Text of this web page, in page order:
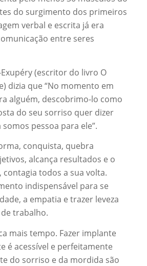
do surgimento dos primeiros
verbal e escrita já era
entre seres
(escritor do livro O
dizia que “No momento em
alguém, descobrimo-lo como
do seu sorriso quer dizer
pessoa para ele”.
conquista, quebra
alcança resultados e o
todos a sua volta.
indispensável para se
a empatia e trazer leveza
trabalho.
mais tempo. Fazer implante
é acessível e perfeitamente
do sorriso e da mordida são